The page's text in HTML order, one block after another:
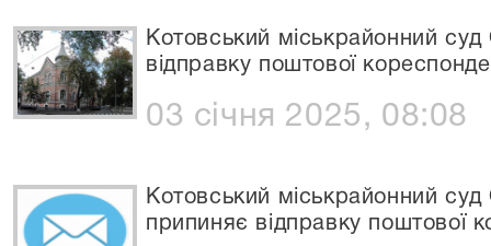
Котовський міськрайонний суд
відправку поштової
03 січня 2025, 08:08
Котовський міськрайонний
припиняє відправку поштової